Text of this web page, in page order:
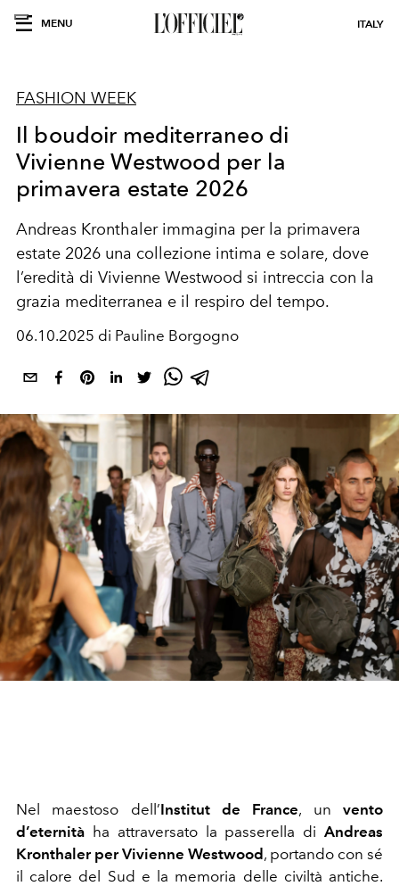
MENU ITALY
FASHION WEEK
Il boudoir mediterraneo di
Vivienne Westwood per la
primavera estate 2026
Andreas Kronthaler immagina per la primavera
estate 2026 una collezione intima e solare, dove
l’eredità di Vivienne Westwood si intreccia con la
grazia mediterranea e il respiro del tempo.
06.10.2025 di Pauline Borgogno
Nel maestoso dell’Institut de France, unvento
d’eternità ha attraversato la passerella di Andreas
Kronthaler per Vivienne Westwood, portando con sé
il calore del Sud e la memoria delle civiltà antiche.